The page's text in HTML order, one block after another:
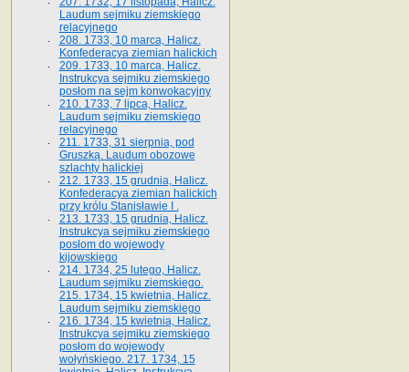
Laudum sejmiku ziemskiego
relacyjnego
208. 1733, 10 marca, Halicz.
Konfederacya ziemian halickich­
209. 1733, 10 marca, Halicz.
Instrukcya sejmiku ziemskiego
posłom na sejm konwokacyjny
210. 1733, 7 lipca, Halicz.
Laudum sejmiku ziemskiego
relacyjnego
211. 1733, 31 sierpnia, pod
Gruszką. Laudum obozowe
szlachty halickiej
212. 1733, 15 grudnia, Halicz.
Konfederacya ziemian halickich
przy królu Stanisławie I .
213. 1733, 15 grudnia, Halicz.
Instrukcya sejmiku ziemskiego
posłom do wojewody
kijowskiego
214. 1734, 25 lutego, Halicz.
Laudum sejmiku ziemskiego.
215. 1734, 15 kwietnia, Halicz.
Laudum sejmiku ziemskiego
216. 1734, 15 kwietnia, Halicz.
Instrukcya sejmiku ziemskiego
posłom do wojewody
wołyńskiego. 217. 1734, 15